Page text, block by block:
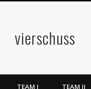
vierschuss
TEAM I TEAM II